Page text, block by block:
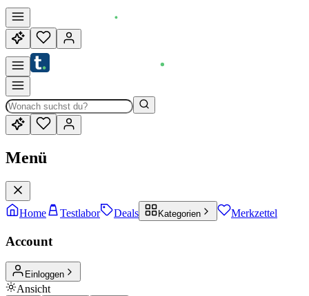
Menü
Home Testlabor Deals Kategorien Merkzettel
Account
Einloggen
Ansicht